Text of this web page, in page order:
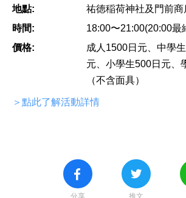
地點:
祐徳稲荷神社及門前商
時間:
18:00〜21:00(20:00最
價格:
成人1500日元、中學
元、小學生500日元、
（不含面具）
＞點此了解活動詳情
分享 推文